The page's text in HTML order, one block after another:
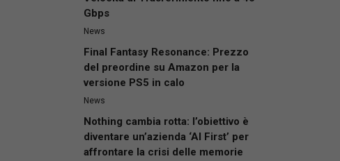
Gbps
News
Final Fantasy Resonance: Prezzo
del preordine su Amazon per la
versione PS5 in calo
News
Nothing cambia rotta: l’obiettivo è
diventare un’azienda ‘AI First’ per
affrontare la crisi delle memorie